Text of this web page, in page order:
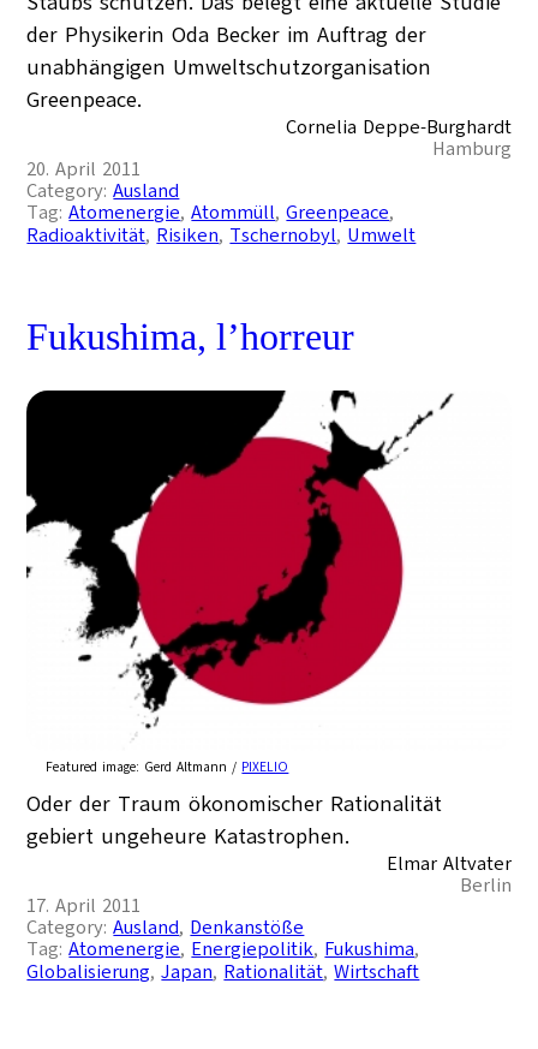
der Physikerin Oda Becker im Auftrag der
unabhängigen Umweltschutzorganisation
Greenpeace.
Cornelia Deppe-Burghardt
Hamburg
20. April 2011
Category:Ausland
Tag:Atomenergie, Atommüll, Greenpeace
Radioaktivität, Risiken, Tschernobyl, Umwelt
Fukushima, l’horreur
Featured image: Gerd Altmann / PIXELIO
Oder der Traum ökonomischer Rationalität
gebiert ungeheure Katastrophen.
Elmar Altvater
Berlin
17. April 2011
Category:Ausland, Denkanstöße
Tag:Atomenergie, Energiepolitik, Fukushima
Globalisierung, Japan, Rationalität, Wirtschaft